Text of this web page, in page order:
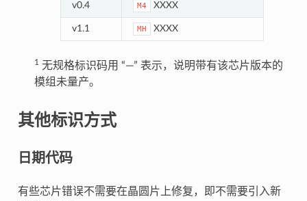
v0.4 M4 XXXX
v1.1 MH XXXX
1 无规格标识码用 “—” 表示，说明带有该芯片版本的
模组未量产。
其他标识方式
日期代码
有些芯片错误不需要在晶圆片上修复，即不需要引入新